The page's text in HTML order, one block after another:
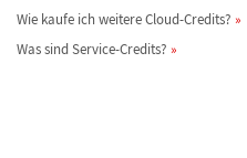
Wie kaufe ich weitere Cloud-Credits?
Was sind Service-Credits?